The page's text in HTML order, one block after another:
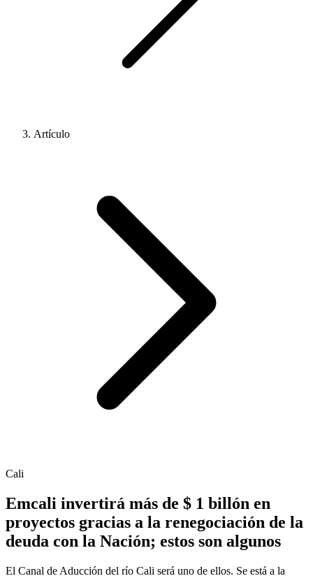
Artículo
Cali
Emcali invertirá más de $ 1 billón en
proyectos gracias a la renegociación de la
deuda con la Nación; estos son algunos
El Canal de Aducción del río Cali será uno de ellos. Se está a la